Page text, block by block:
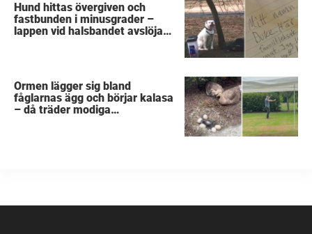
Hund hittas övergiven och
fastbunden i minusgrader –
lappen vid halsbandet avslöjar
Ormen lägger sig bland
fåglarnas ägg och börjar kalasa
– då träder modiga